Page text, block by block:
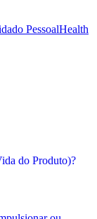
PessoalHealth
do Produto)?